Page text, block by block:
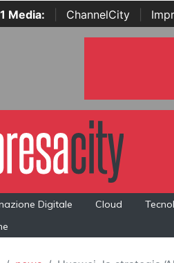
Media: ChannelCity
Digitale Cloud